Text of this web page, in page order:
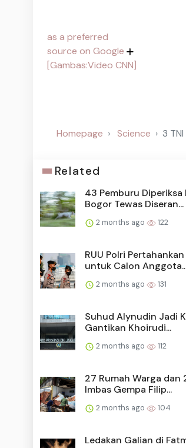
as a preferred
source on Google
[Gambas:Video CNN]
Homepage Science 3
Related
43 Pemburu
Bogor Tewas Diseran...
2 months ago 122
RUU Polri
untuk Calon
2 months ago 131
Suhud Alynudin Jadi
Gantikan Khoirudi...
2 months ago 112
27 Rumah Warga dan
Imbas Gempa Filip...
2 months ago 104
Ledakan Galian di